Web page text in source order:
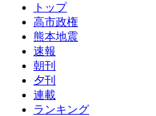
トップ
高市政権
熊本地震
速報
朝刊
夕刊
連載
ランキング